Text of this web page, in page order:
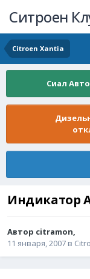
Ситроен
Citroen Xantia
Сиал
Индикатор
Автор citramon,
11 января, 2007 в